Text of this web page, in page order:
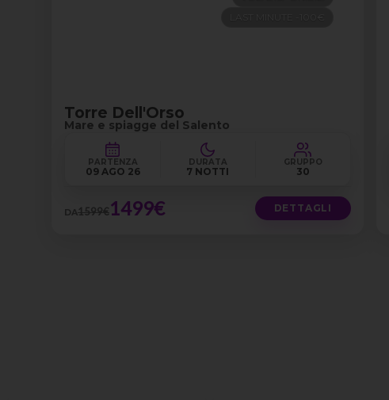
Torre Dell'Orso
Mare e spiagge del Salento
PARTENZA
09 AGO 26
DURATA
7 NOTTI
GRUPPO
30
DA1599€1499€ DETTAGLI